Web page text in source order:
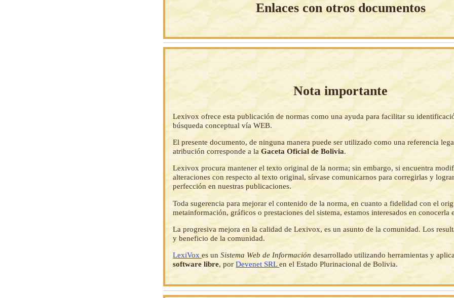
Enlaces con otros documentos
Nota importante
Lexivox ofrece esta publicación de normas como una ayuda para facilitar su
búsqueda conceptual vía WEB.
El presente documento, de ninguna manera puede ser utilizado como una referencia
atribución corresponde a laGaceta Oficial de Bolivia.
Lexivox procura mantener el texto original de la norma; sin embargo, si encuentra
alteraciones con respecto al texto original, sírvase comunicarnos para corregirlas y
perfección en nuestras publicaciones.
Toda sugerencia para mejorar el contenido de la norma, en cuanto a fidelidad con el
metainformación, gráficos o prestaciones del sistema, estamos interesados en conocerla
La progresiva mejora en la calidad de Lexivox, es un asunto de la comunidad. Los
y beneficio de la comunidad.
LexiVoxes unSistema Web de Información desarrollado utilizando herramientas y
software libre, porDevenet SRLen el Estado Plurinacional de Bolivia.